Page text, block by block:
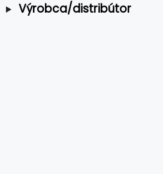
Výrobca/distribútor